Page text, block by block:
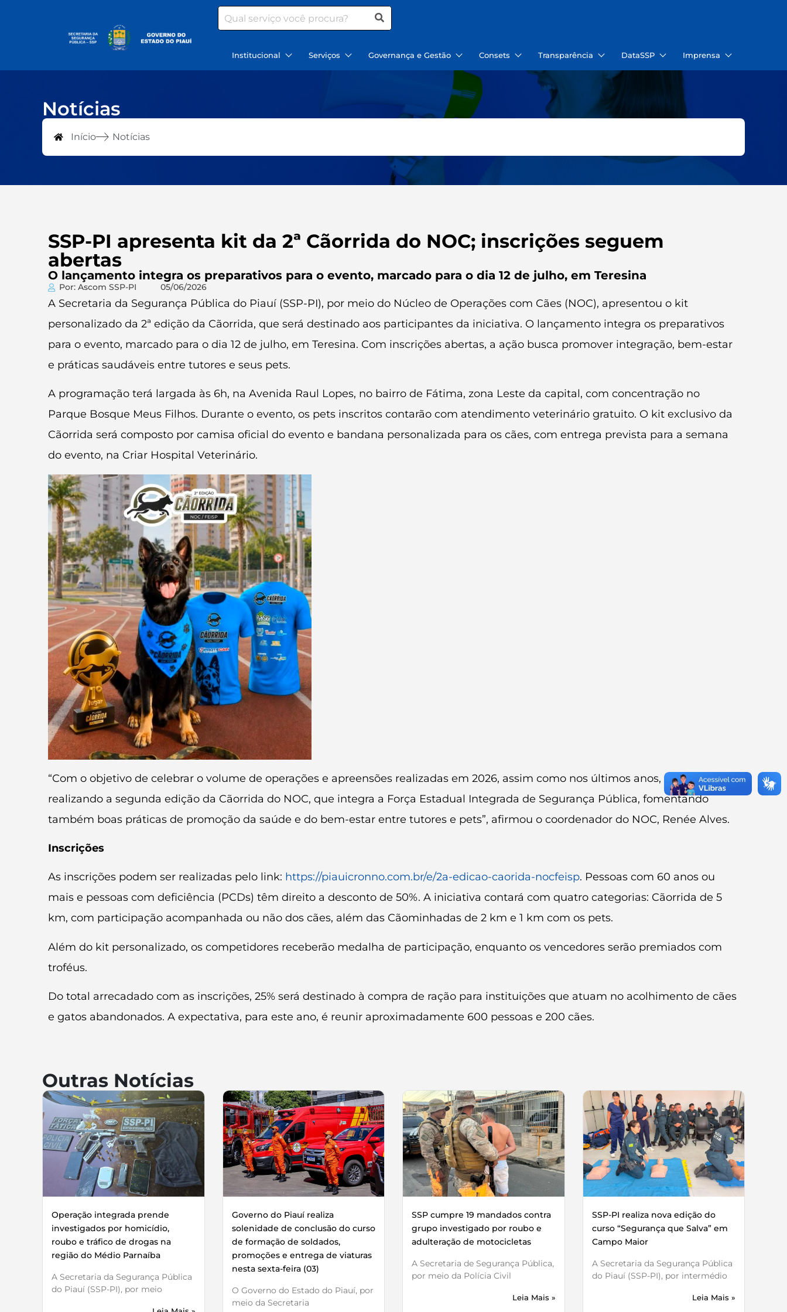
Search
Institucional Serviços Governança e Gestão Consets Transparência DataSSP Imprensa
Notícias
Início Notícias
SSP-PI apresenta kit da 2ª Cãorrida do NOC; inscrições seguem
abertas
O lançamento integra os preparativos para o evento, marcado para o dia 12 de julho, em Teresina
Por: Ascom SSP-PI 05/06/2026
A Secretaria da Segurança Pública do Piauí (SSP-PI), por meio do Núcleo de Operações com Cães (NOC), apresentou o kit
personalizado da 2ª edição da Cãorrida, que será destinado aos participantes da iniciativa. O lançamento integra os preparativos
para o evento, marcado para o dia 12 de julho, em Teresina. Com inscrições abertas, a ação busca promover integração, bem-estar
e práticas saudáveis entre tutores e seus pets.
A programação terá largada às 6h, na Avenida Raul Lopes, no bairro de Fátima, zona Leste da capital, com concentração no
Parque Bosque Meus Filhos. Durante o evento, os pets inscritos contarão com atendimento veterinário gratuito. O kit exclusivo da
Cãorrida será composto por camisa oficial do evento e bandana personalizada para os cães, com entrega prevista para a semana
do evento, na Criar Hospital Veterinário.
“Com o objetivo de celebrar o volume de operações e apreensões realizadas em 2026, assim como nos últimos anos, estaremos
realizando a segunda edição da Cãorrida do NOC, que integra a Força Estadual Integrada de Segurança Pública, fomentando
também boas práticas de promoção da saúde e do bem-estar entre tutores e pets”, afirmou o coordenador do NOC, Renée Alves.
Inscrições
As inscrições podem ser realizadas pelo link: https://piauicronno.com.br/e/2a-edicao-caorida-nocfeisp. Pessoas com 60 anos ou
mais e pessoas com deficiência (PCDs) têm direito a desconto de 50%. A iniciativa contará com quatro categorias: Cãorrida de 5
km, com participação acompanhada ou não dos cães, além das Cãominhadas de 2 km e 1 km com os pets.
Além do kit personalizado, os competidores receberão medalha de participação, enquanto os vencedores serão premiados com
troféus.
Do total arrecadado com as inscrições, 25% será destinado à compra de ração para instituições que atuam no acolhimento de cães
e gatos abandonados. A expectativa, para este ano, é reunir aproximadamente 600 pessoas e 200 cães.
Outras Notícias
Operação integrada prende
investigados por homicídio,
roubo e tráfico de drogas na
região do Médio Parnaíba
A Secretaria da Segurança Pública
do Piauí (SSP-PI), por meio
Governo do Piauí realiza
solenidade de conclusão do curso
de formação de soldados,
promoções e entrega de viaturas
nesta sexta-feira (03)
O Governo do Estado do Piauí, por
meio da Secretaria
SSP cumpre 19 mandados contra
grupo investigado por roubo e
adulteração de motocicletas
A Secretaria de Segurança Pública,
por meio da Polícia Civil
Leia Mais »
SSP-PI realiza nova edição do
curso “Segurança que Salva” em
Campo Maior
A Secretaria da Segurança Pública
do Piauí (SSP-PI), por intermédio
Leia Mais »